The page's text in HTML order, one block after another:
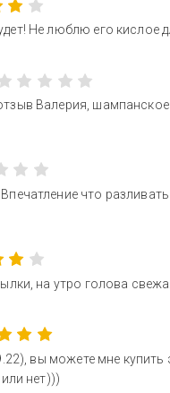
Не люблю его кислое
Валерия, шампанское
что
на утро голова
вы можете мне
нет)))